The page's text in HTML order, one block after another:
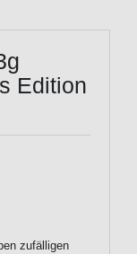
Edition
zufälligen